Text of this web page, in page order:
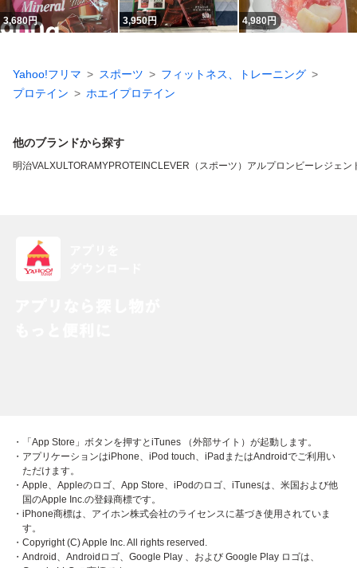
3,680円 3,950円 4,980円
Yahoo!フリマ スポーツ
フィットネス、トレーニング
プロテイン
ホエイプロテイン
他のブランドから探す
明治VALXULTORAMYPROTEINCLEVER（スポーツ） アルプロン ビーレジェン
・「App Store」ボタンを押すとiTunes （外部サイト）が起動します。
・アプリケーションはiPhone、iPod touch、iPadまたはAndroidでご利用い
ただけます。
・Apple、Appleのロゴ、App Store、iPodのロゴ、iTunesは、米国および他
国のApple Inc.の登録商標です。
・iPhone商標は、アイホン株式会社のライセンスに基づき使用されていま
す。
・Copyright (C) Apple Inc. All rights reserved.
・Android、Androidロゴ、Google Play 、および Google Play ロゴは、